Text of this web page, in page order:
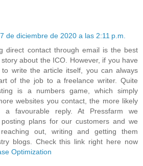
7 de diciembre de 2020 a las 2:11 p.m.
direct contact through email is the best
about the ICO. However, if you have
to write the article itself, you can always
of the job to a freelance writer. Quite
is a numbers game, which simply
websites you contact, the more likely
a favourable reply. At Pressfarm we
plans for our customers and we
out, writing and getting them
blogs. Check this link right here now
Optimization